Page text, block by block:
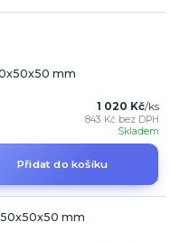
mm
1 020 Kč/ks
843 Kč bez DPH
Skladem
Přidat do košíku
mm